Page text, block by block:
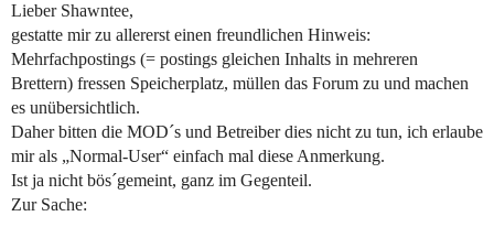
Lieber Shawntee,
gestatte mir zu allererst einen freundlichen Hinweis:
Mehrfachpostings (= postings gleichen Inhalts in mehreren
Brettern) fressen Speicherplatz, müllen das Forum zu und machen
es unübersichtlich.
Daher bitten die MOD´s und Betreiber dies nicht zu tun, ich erlaube
mir als „Normal-User“ einfach mal diese Anmerkung.
Ist ja nicht bös´gemeint, ganz im Gegenteil.
Zur Sache: